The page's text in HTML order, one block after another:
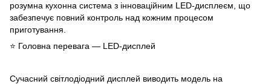
розумна кухонна система з інноваційним LED-дисплеєм, що
забезпечує повний контроль над кожним процесом
приготування.
⭐️ Головна перевага — LED-дисплей
Сучасний світлодіодний дисплей виводить модель на